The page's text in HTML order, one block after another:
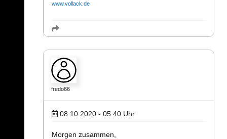
www.vollack.de
fredo66
08.10.2020 - 05:40 Uhr
Morgen zusammen,